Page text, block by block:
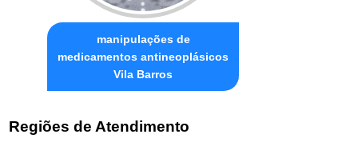
manipulações de
medicamentos antineoplásicos
Vila Barros
Regiões de Atendimento